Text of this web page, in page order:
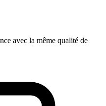
avec la même qualité de